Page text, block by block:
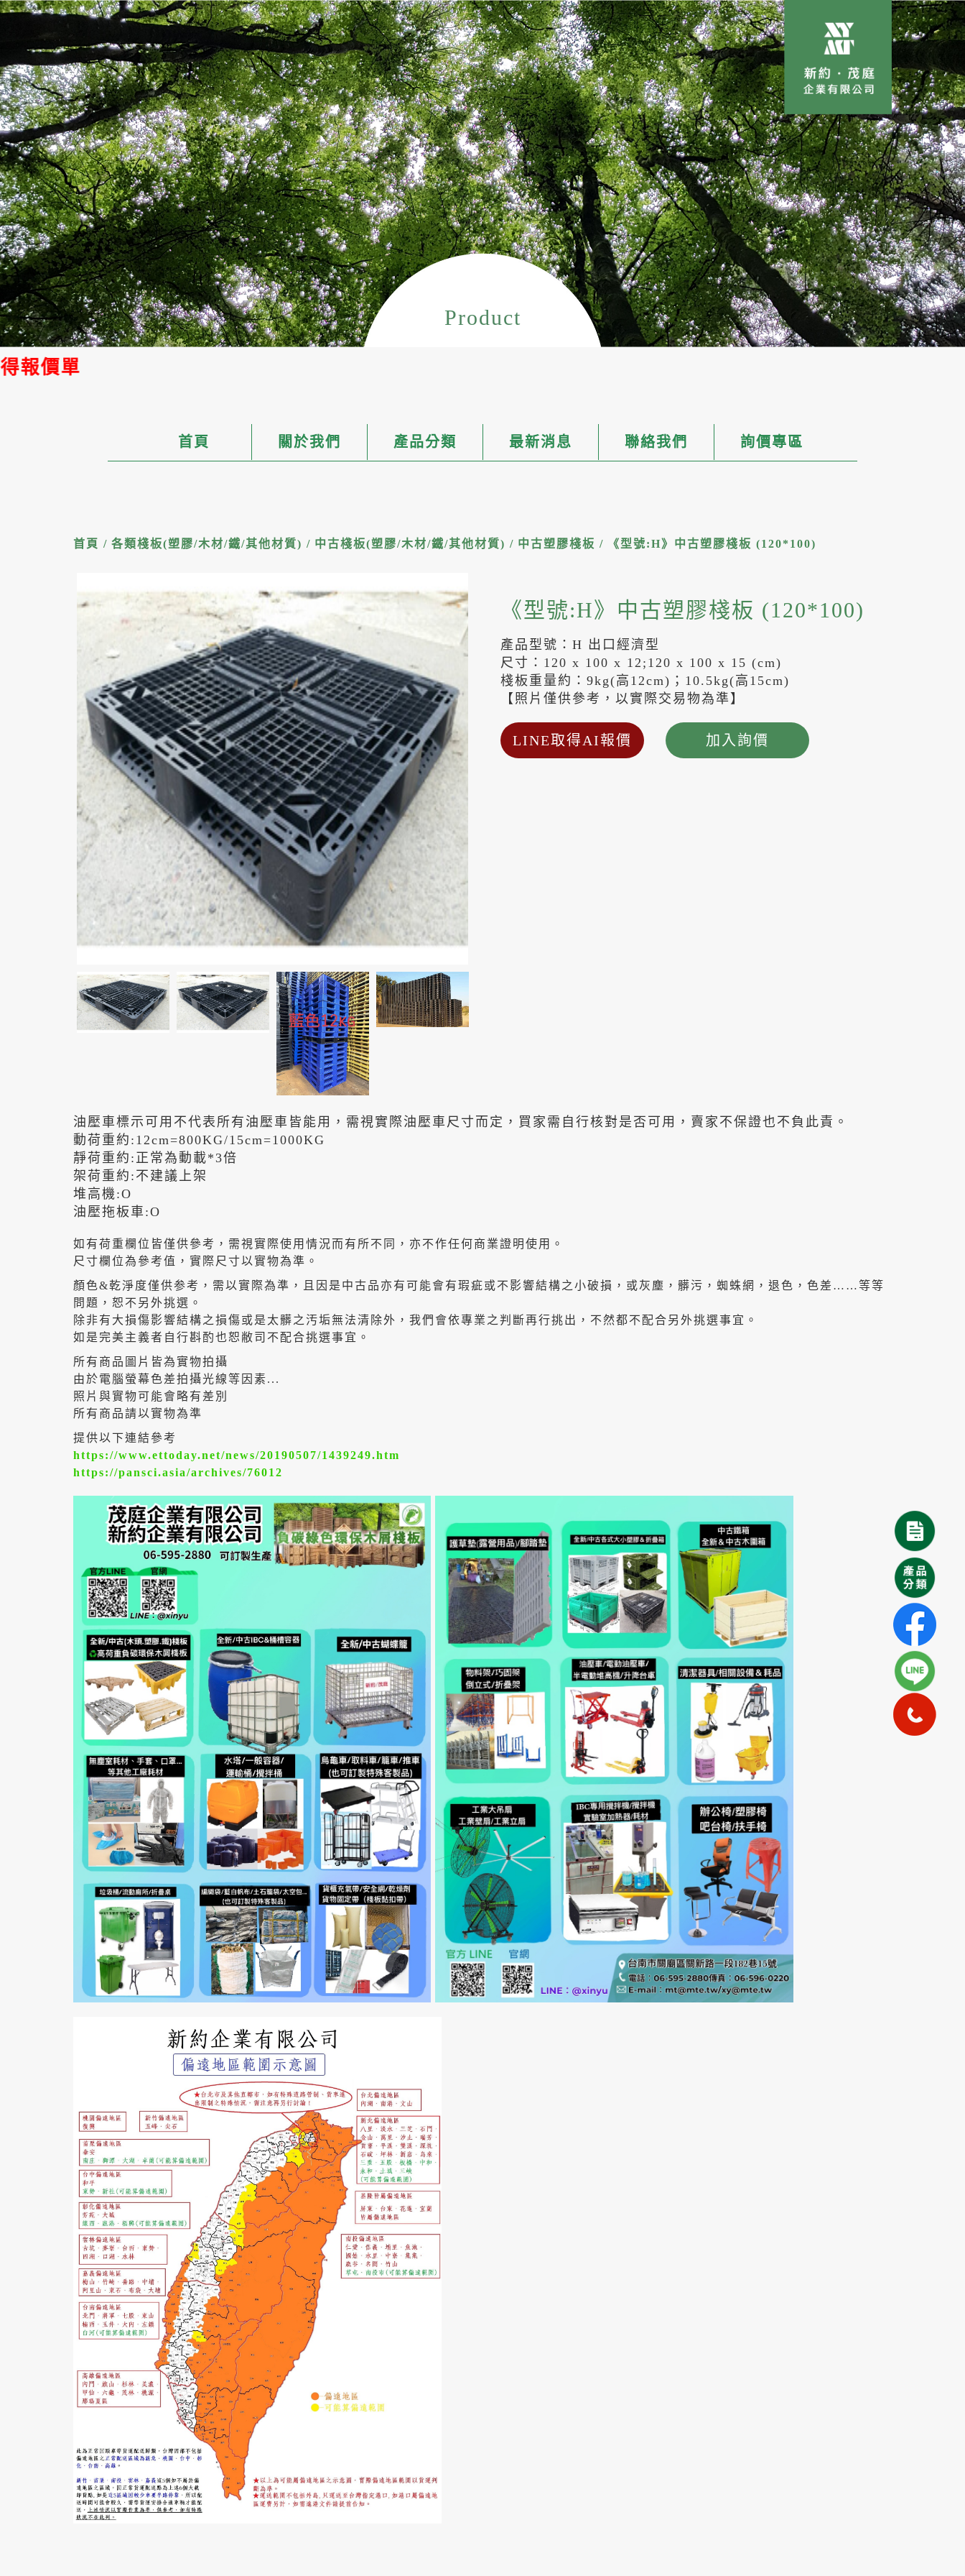
Product
首頁 關於我們 產品分類 最新消息 聯絡我們 詢價專區
首頁 / 各類棧板(塑膠/木材/鐵/其他材質) / 中古棧板(塑膠/木材/鐵/其他材質) / 中古塑膠棧板 / 《型號:H》中古塑膠棧板 (120*100)
《型號:H》中古塑膠棧板 (120*100)
產品型號：H 出口經濟型
尺寸：120 x 100 x 12;120 x 100 x 15 (cm)
棧板重量約：9kg(高12cm)；10.5kg(高15cm)
【照片僅供參考，以實際交易物為準】
LINE取得AI報價 加入詢價
油壓車標示可用不代表所有油壓車皆能用，需視實際油壓車尺寸而定，買家需自行核對是否可用，賣家不保證也不負此責。
動荷重約:12cm=800KG/15cm=1000KG
靜荷重約:正常為動載*3倍
架荷重約:不建議上架
堆高機:O
油壓拖板車:O
如有荷重欄位皆僅供參考，需視實際使用情況而有所不同，亦不作任何商業證明使用。
尺寸欄位為參考值，實際尺寸以實物為準。
顏色&乾淨度僅供参考，需以實際為準，且因是中古品亦有可能會有瑕疵或不影響結構之小破損，或灰塵，髒污，蜘蛛網，退色，色差……等等
問題，恕不另外挑選。
除非有大損傷影響結構之損傷或是太髒之汚垢無法清除外，我們會依專業之判斷再行挑出，不然都不配合另外挑選事宜。
如是完美主義者自行斟酌也恕敝司不配合挑選事宜。
所有商品圖片皆為實物拍攝
由於電腦螢幕色差拍攝光線等因素...
照片與實物可能會略有差別
所有商品請以實物為準
提供以下連結參考
https://www.ettoday.net/news/20190507/1439249.htm
https://pansci.asia/archives/76012